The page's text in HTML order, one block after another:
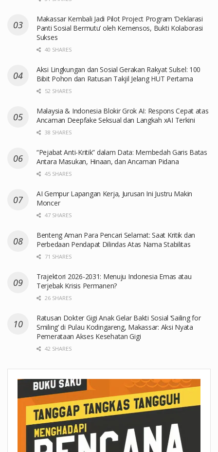
Makassar Kembali Jadi Pilot Project Program ‘Deklarasi
Panti Sosial Bermutu’ oleh Kemensos, Bukti Kolaborasi
Sukses
40 SHARES
Aksi Lingkungan dan Sosial Gerakan Rakyat Sulsel: 100
Bibit Pohon dan Ratusan Takjil Jelang HUT Pertama
52 SHARES
Malaysia & Indonesia Blokir Grok AI: Respons Cepat atas
Ancaman Deepfake Seksual dan Langkah xAI Terkini
38 SHARES
“Pejabat Anti-Kritik” dalam Data: Membedah Garis Batas
Antara Masukan, Hinaan, dan Ancaman Pidana
45 SHARES
AI Gempur Lapangan Kerja, Jurusan Ini Justru Makin
Moncer
47 SHARES
Benteng Aman Para Pencari Selamat: Saat Kritik dan
Perbedaan Pendapat Dilindas Atas Nama Stabilitas
71 SHARES
Trajektori 2026-2031: Menuju Indonesia Emas atau
Terjebak Krisis Permanen?
26 SHARES
Ratusan Dokter Gigi Anak Gelar Bakti Sosial ‘Sailing for
Smiling’ di Pulau Kodingareng, Makassar: Aksi Nyata
Pemerataan Akses Kesehatan Gigi
42 SHARES